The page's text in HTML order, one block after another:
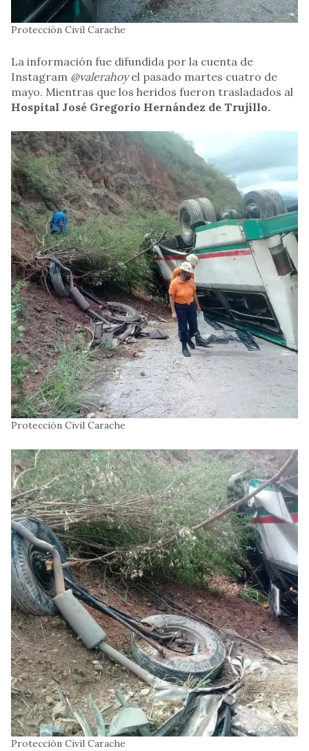
Protección Civil Carache
La información fue difundida por la cuenta de
Instagram @valerahoyel pasado martes cuatro de
mayo. Mientras que los heridos fueron trasladados al
Hospital José Gregorio Hernández de Trujillo.
Protección Civil Carache
Protección Civil Carache